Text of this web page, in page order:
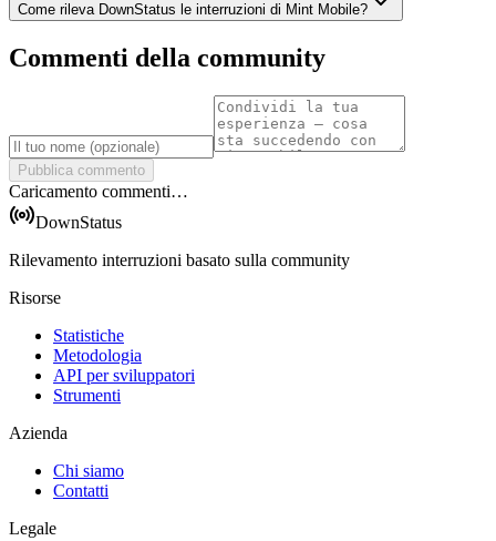
Come rileva DownStatus le interruzioni di Mint Mobile?
Commenti della community
Pubblica commento
Caricamento commenti…
DownStatus
Rilevamento interruzioni basato sulla community
Risorse
Statistiche
Metodologia
API per sviluppatori
Strumenti
Azienda
Chi siamo
Contatti
Legale